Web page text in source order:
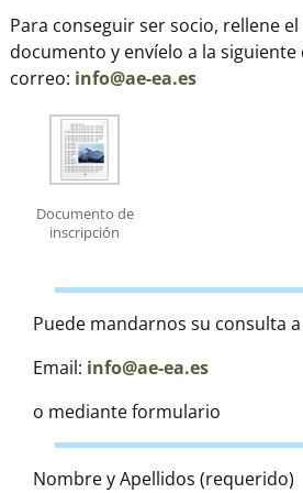
Para conseguir ser socio, rellene
documento y envíelo a la
correo: info@ae-ea.es
Documento de
inscripción
Puede mandarnos su consulta a
Email: info@ae-ea.es
o mediante formulario
Nombre y Apellidos (requerido)